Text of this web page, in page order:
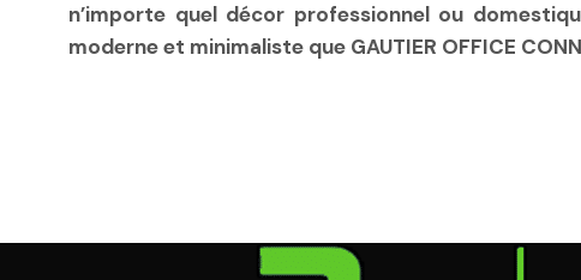
n’importe quel décor professionnel ou
moderne et minimaliste que GAUTIER OFFICE